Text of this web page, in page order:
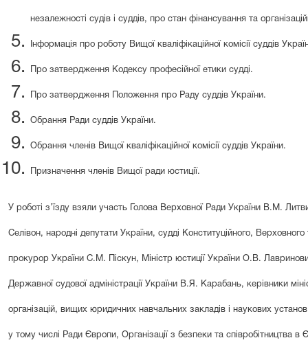
незалежності судів і суддів, про стан фінансування та
Iнформація про роботу Вищої кваліфікаційної комісії суддів
Про затвердження Кодексу професійної етики судді.
Про затвердження Положення про Раду суддів України.
Обрання Ради суддів України.
Обрання членів Вищої кваліфікаційної комісії суддів України.
Призначення членів Вищої ради юстиції.
У роботі з’їзду взяли участь Голова Верховної Ради України В.М.
Селівон, народні депутати України, судді Конституційного,
прокурор України С.М. Піскун, Міністр юстиції України О.В.
Державної судової адміністрації України В.Я. Карабань, керівники
організацій, вищих юридичних навчальних закладів і наукових
у тому числі Ради Європи, Організації з безпеки та співробітництва в